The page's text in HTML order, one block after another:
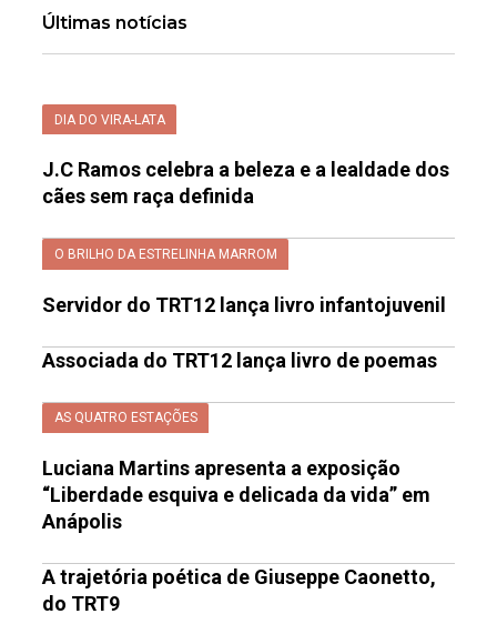
Últimas notícias
DIA DO VIRA-LATA
J.C Ramos celebra a beleza e a lealdade dos
cães sem raça definida
O BRILHO DA ESTRELINHA MARROM
Servidor do TRT12 lança livro infantojuvenil
Associada do TRT12 lança livro de poemas
AS QUATRO ESTAÇÕES
Luciana Martins apresenta a exposição
“Liberdade esquiva e delicada da vida” em
Anápolis
A trajetória poética de Giuseppe Caonetto,
do TRT9